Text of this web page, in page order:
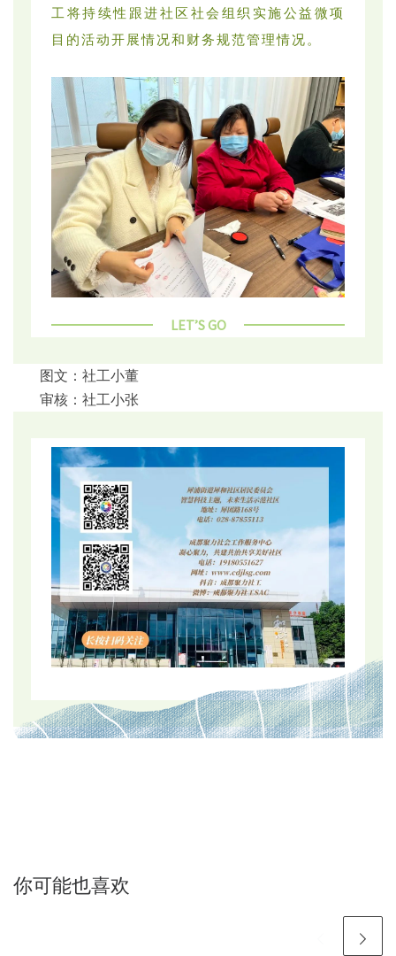
工将持续性跟进社区社会组织实施公益微项
目的活动开展情况和财务规范管理情况。
LET’S GO
图文：社工小董
审核：社工小张
你可能也喜欢